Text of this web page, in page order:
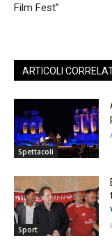
Film Fest”
ARTICOLI
Spettacoli
Sport